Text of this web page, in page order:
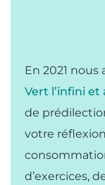
En 2021 nous
Vert l’infini et
de
votre
d’exercices,